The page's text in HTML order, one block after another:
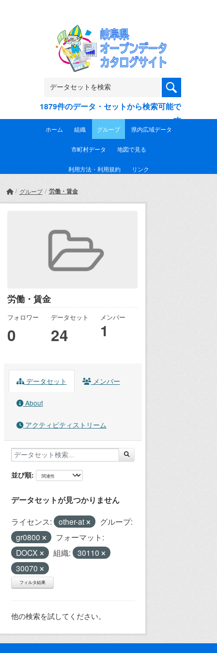
1879件のデータ・セットから検索可能で
す
ホーム 組織 グループ 県内広域データ
市町村データ 地図で見る
利用方法・利用規約 リンク
グループ 労働・賃金
労働・賃金
フォロワー
0
データセット
24
メンバー
1
データセット メンバー
About
アクティビティストリーム
並び順
データセットが見つかりません
ライセンス: other-at
グループ:
gr0800
フォーマット:
DOCX
組織:
30110
30070
フィルタ結果
他の検索を試してください。